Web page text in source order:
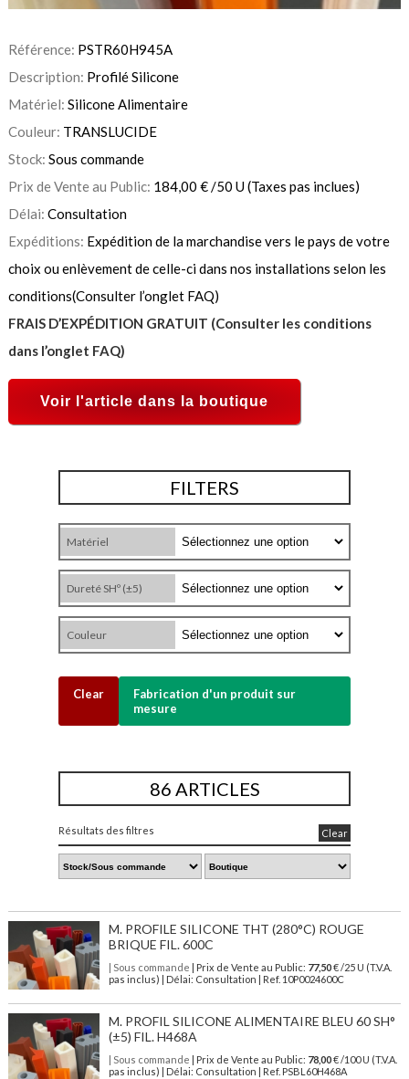
Référence: PSTR60H945A
Description: Profilé Silicone
Matériel: Silicone Alimentaire
Couleur: TRANSLUCIDE
Stock: Sous commande
Prix de Vente au Public: 184,00 €/50 U(Taxes pas inclues)
Délai: Consultation
Expéditions: Expédition de la marchandise vers le pays de votre
choix ou enlèvement de celle-ci dans nos installations selon les
conditions(Consulter l’onglet FAQ)
FRAIS D’EXPÉDITION GRATUIT (Consulter les conditions
dans l’onglet FAQ)
Voir l'article dans la boutique
FILTERS
Matériel
Dureté SHº (±5)
Couleur
Clear
Fabrication d'un produit sur
mesure
86 ARTICLES
Résultats des filtres Clear
M. PROFILE SILICONE THT (280°C) ROUGE
BRIQUE FIL. 600C
| Sous commande | Prix de Vente au Public: 77,50€ /25 U (T.V.A.
pas inclus) | Délai: Consultation | Ref. 10P0024600C
M. PROFIL SILICONE ALIMENTAIRE BLEU 60 SH°
(±5) FIL. H468A
| Sous commande | Prix de Vente au Public: 78,00€ /100 U (T.V.A.
pas inclus) | Délai: Consultation | Ref. PSBL60H468A